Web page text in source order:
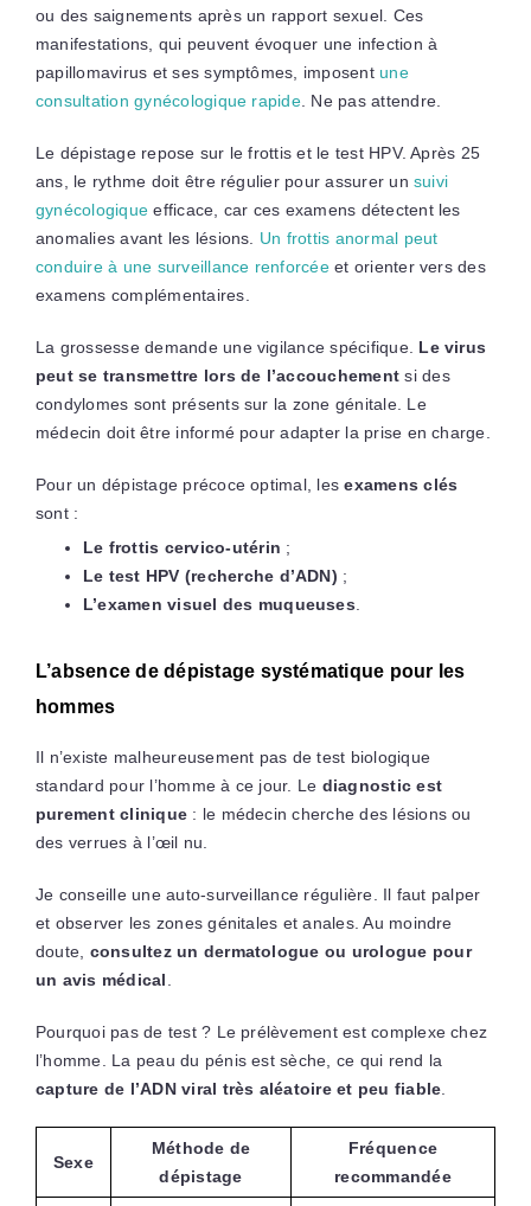
ou des saignements après un rapport sexuel. Ces
manifestations, qui peuvent évoquer une infection à
papillomavirus et ses symptômes, imposent une
consultation gynécologique rapide. Ne pas attendre.
Le dépistage repose sur le frottis et le test HPV. Après 25
ans, le rythme doit être régulier pour assurer un suivi
gynécologique efficace, car ces examens détectent les
anomalies avant les lésions. Un frottis anormal peut
conduire à une surveillance renforcéeet orienter vers des
examens complémentaires.
La grossesse demande une vigilance spécifique. Le virus
peut se transmettre lors de l’accouchement si des
condylomes sont présents sur la zone génitale. Le
médecin doit être informé pour adapter la prise en charge.
Pour un dépistage précoce optimal, lesexamens clés
sont :
Le frottis cervico-utérin ;
Le test HPV (recherche d’ADN) ;
L’examen visuel des muqueuses
L’absence de dépistage systématique pour les
hommes
Il n’existe malheureusement pas de test biologique
standard pour l’homme à ce jour. Le diagnostic est
purement clinique : le médecin cherche des lésions ou
des verrues à l’œil nu.
Je conseille une auto-surveillance régulière. Il faut palper
et observer les zones génitales et anales. Au moindre
doute, consultez un dermatologue ou urologue pour
un avis médical
Pourquoi pas de test ? Le prélèvement est complexe chez
l’homme. La peau du pénis est sèche, ce qui rend la
capture de l’ADN viral très aléatoire et peu fiable
Sexe
Méthode de
dépistage
Fréquence
recommandée